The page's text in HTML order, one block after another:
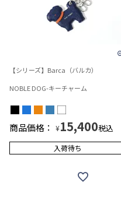
【シリーズ】Barca（バルカ）
NOBLE DOG-キーチャーム
商品価格： ¥15,400税込
入荷待ち